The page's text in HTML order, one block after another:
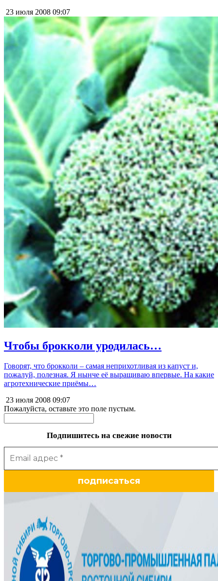
23 июля 2008 09:07
Чтобы брокколи уродилась…
Говорят, что брокколи – самая неприхотливая из капуст и,
пожалуй, полезная. Я нынче её выращиваю впервые. На какие
агротехнические приёмы…
23 июля 2008 09:07
Пожалуйста, оставьте это поле пустым.
Подпишитесь на свежие новости